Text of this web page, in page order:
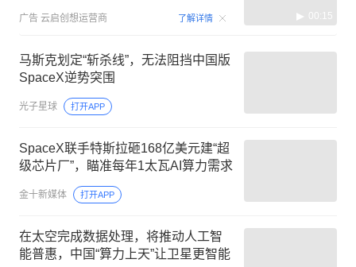
广告 云启创想运营商 了解详情 00:15
马斯克划定“斩杀线”，无法阻挡中国版
SpaceX逆势突围
光子星球 打开APP
SpaceX联手特斯拉砸168亿美元建“超
级芯片厂”，瞄准每年1太瓦AI算力需求
金十新媒体 打开APP
在太空完成数据处理，将推动人工智
能普惠，中国“算力上天”让卫星更智能